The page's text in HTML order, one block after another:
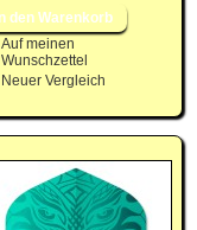
Auf meinen
Wunschzettel
Neuer Vergleich